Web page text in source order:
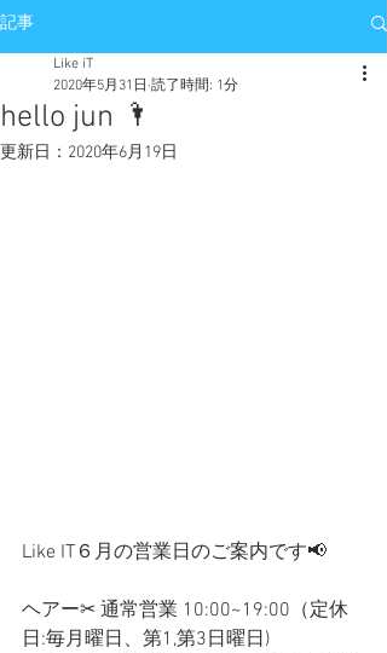
記事
hello jun 🌂
Like iT
2020年5月31日 読了時間: 1分
更新日： 2020年6月19日
Like IT６月の営業日のご案内です📢
ヘアー✂︎ 通常営業 10:00~19:00（定休
日:毎月曜日、第1,第3日曜日)